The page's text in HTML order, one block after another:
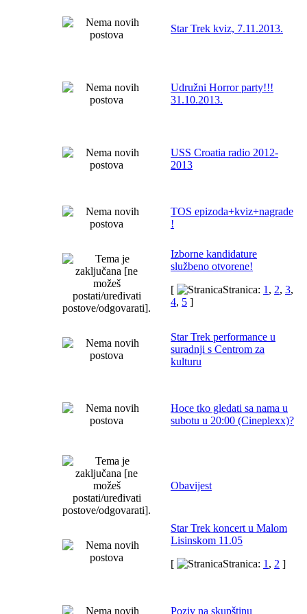
Star Trek kviz, 7.11.2013.
Udružni Horror party!!!
31.10.2013.
USS Croatia radio 2012-
2013
TOS epizoda+kviz+nagrade
!
Izborne kandidature
službeno otvorene!
[
Stranica: 1 , 2, 3,
4, 5 ]
Star Trek performance u
suradnji s Centrom za
kulturu
Hoce tko gledati sa nama u
subotu u 20:00 (Cineplexx)?
Obavijest
Star Trek koncert u Malom
Lisinskom 11.05
[
Stranica: 1 , 2 ]
Poziv na skupštinu